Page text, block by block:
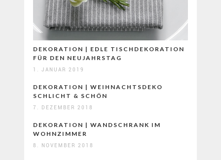
DEKORATION | EDLE TISCHDEKORATION
FÜR DEN NEUJAHRSTAG
1. JANUAR 2019
DEKORATION | WEIHNACHTSDEKO
SCHLICHT & SCHÖN
7. DEZEMBER 2018
DEKORATION | WANDSCHRANK IM
WOHNZIMMER
8. NOVEMBER 2018